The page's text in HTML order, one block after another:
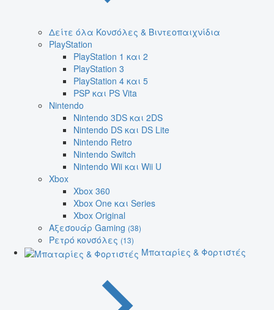
Δείτε όλα Κονσόλες & Βιντεοπαιχνίδια
PlayStation
PlayStation 1 και 2
PlayStation 3
PlayStation 4 και 5
PSP και PS Vita
Nintendo
Nintendo 3DS και 2DS
Nintendo DS και DS Lite
Nintendo Retro
Nintendo Switch
Nintendo Wii και Wii U
Xbox
Xbox 360
Xbox One και Series
Xbox Original
Αξεσουάρ Gaming (38)
Ρετρό κονσόλες (13)
Μπαταρίες & Φορτιστές